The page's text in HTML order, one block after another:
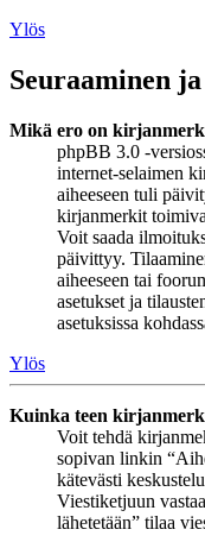
Ylös
Seuraaminen
Mikä ero on
phpBB 3.0 -
internet-selaimen
aiheeseen tuli
kirjanmerkit
Voit saada
päivittyy.
aiheeseen tai
asetukset ja
asetuksissa
Ylös
Kuinka teen
Voit tehdä
sopivan linkin
kätevästi
Viestiketjuun
lähetetään” tilaa